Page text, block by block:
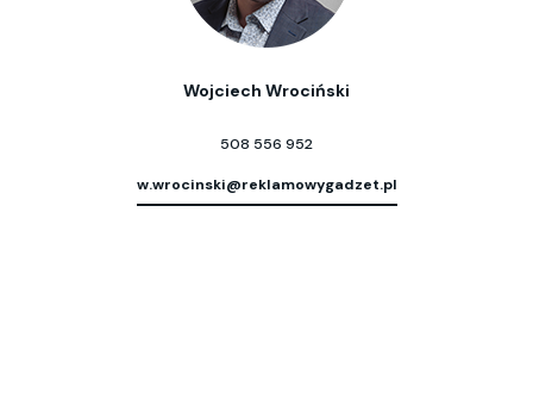
Wojciech Wrociński
508 556 952
w.wrocinski@reklamowygadzet.pl